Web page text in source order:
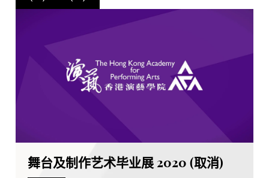
舞台及制作艺术毕业展 2020 (取消)